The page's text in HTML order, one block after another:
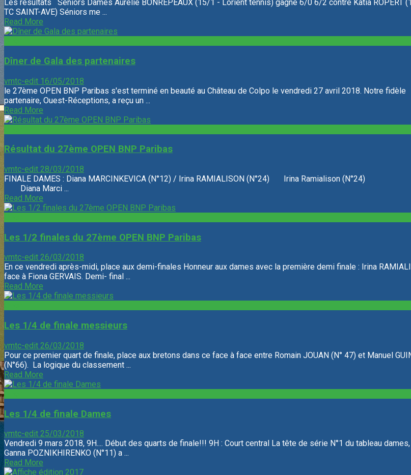
Les résultats Séniors Dames Aurélie BONREPEAUX (15/1 - Lorient tennis) gagne 6/0 6/2 contre Katia ROPERT
TC SAINT-AVE) Séniors me ...
Read More
Dîner de Gala des partenaires
vmtc-edit 16/05/2018
le 27ème OPEN BNP Paribas s'est terminé en beauté au Château de Colpo le vendredi 27 avril 2018. Notre fidèle
partenaire, Ouest-Réceptions, a reçu un ...
Read More
Résultat du 27ème OPEN BNP Paribas
vmtc-edit 28/03/2018
FINALE DAMES : Diana MARCINKEVICA (N°12) / Irina RAMIALISON (N°24) Irina Ramialison
Diana Marci ...
Read More
Les 1/2 finales du 27ème OPEN BNP Paribas
vmtc-edit 26/03/2018
En ce vendredi après-midi, place aux demi-finales Honneur aux dames avec la première demi finale : Irina
face à Fiona GERVAIS. Demi- final ...
Read More
Les 1/4 de finale messieurs
vmtc-edit 26/03/2018
Pour ce premier quart de finale, place aux bretons dans ce face à face entre Romain JOUAN (N° 47) et Manuel
(N°66). La logique du classement ...
Read More
Les 1/4 de finale Dames
vmtc-edit 25/03/2018
Vendredi 9 mars 2018, 9H.... Début des quarts de finale!!! 9H : Court central La tête de série N°1 du tableau dames,
Ganna POZNIKHIRENKO (N°11) a ...
Read More